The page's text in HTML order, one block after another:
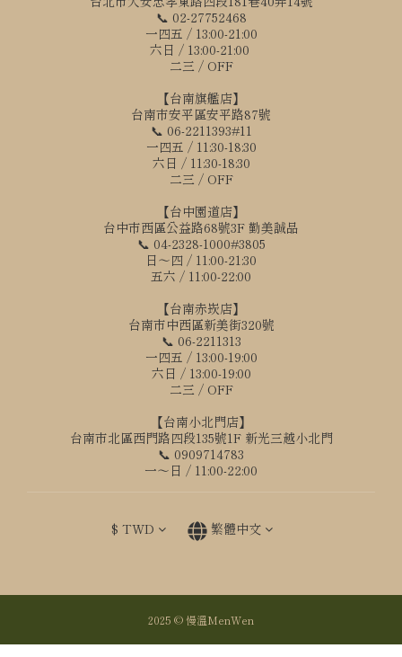
📞 02-27752468
一四五 / 13:00-21:00
六日 / 13:00-21:00
二三 / OFF
【台南旗艦店】
台南市安平區安平路87號
📞 06-2211393#11
一四五 / 11:30-18:30
六日 / 11:30-18:30
二三 / OFF
【台中園道店】
台中市西區公益路68號3F 勤美誠品
📞 04-2328-1000#3805
日～四 / 11:00-21:30
五六 / 11:00-22:00
【台南赤崁店】
台南市中西區新美街320號
📞 06-2211313
一四五 / 13:00-19:00
六日 / 13:00-19:00
二三 / OFF
【台南小北門店】
台南市北區西門路四段135號1F 新光三越小北門
📞 0909714783
一～日 / 11:00-22:00
$ TWD 繁體中文
2025 © 慢溫MenWen